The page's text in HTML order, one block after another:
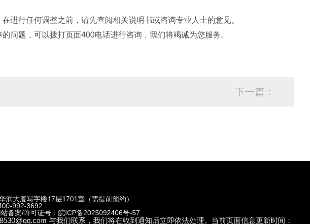
行任何调整之前，请先查阅相关说明书或咨询专业人士的意见。
问题，可以拨打页面400电话进行咨询，我们将竭诚为您服务。
下一篇：
大厦写字楼17层1701室（需提前预约）
992-3692
站备案/许可证号：皖ICP备2025092406号-57
与我们联系，我们将在收到通知后立即依法处理。当前页面信息更新时间：